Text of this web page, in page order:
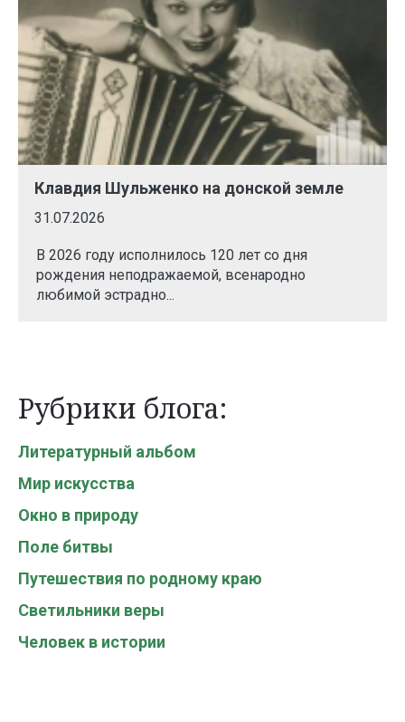
Клавдия Шульженко на донской земле
31.07.2026
В 2026 году исполнилось 120 лет со дня
рождения неподражаемой, всенародно
любимой эстрадно...
Рубрики блога:
Литературный альбом
Мир искусства
Окно в природу
Поле битвы
Путешествия по родному краю
Светильники веры
Человек в истории